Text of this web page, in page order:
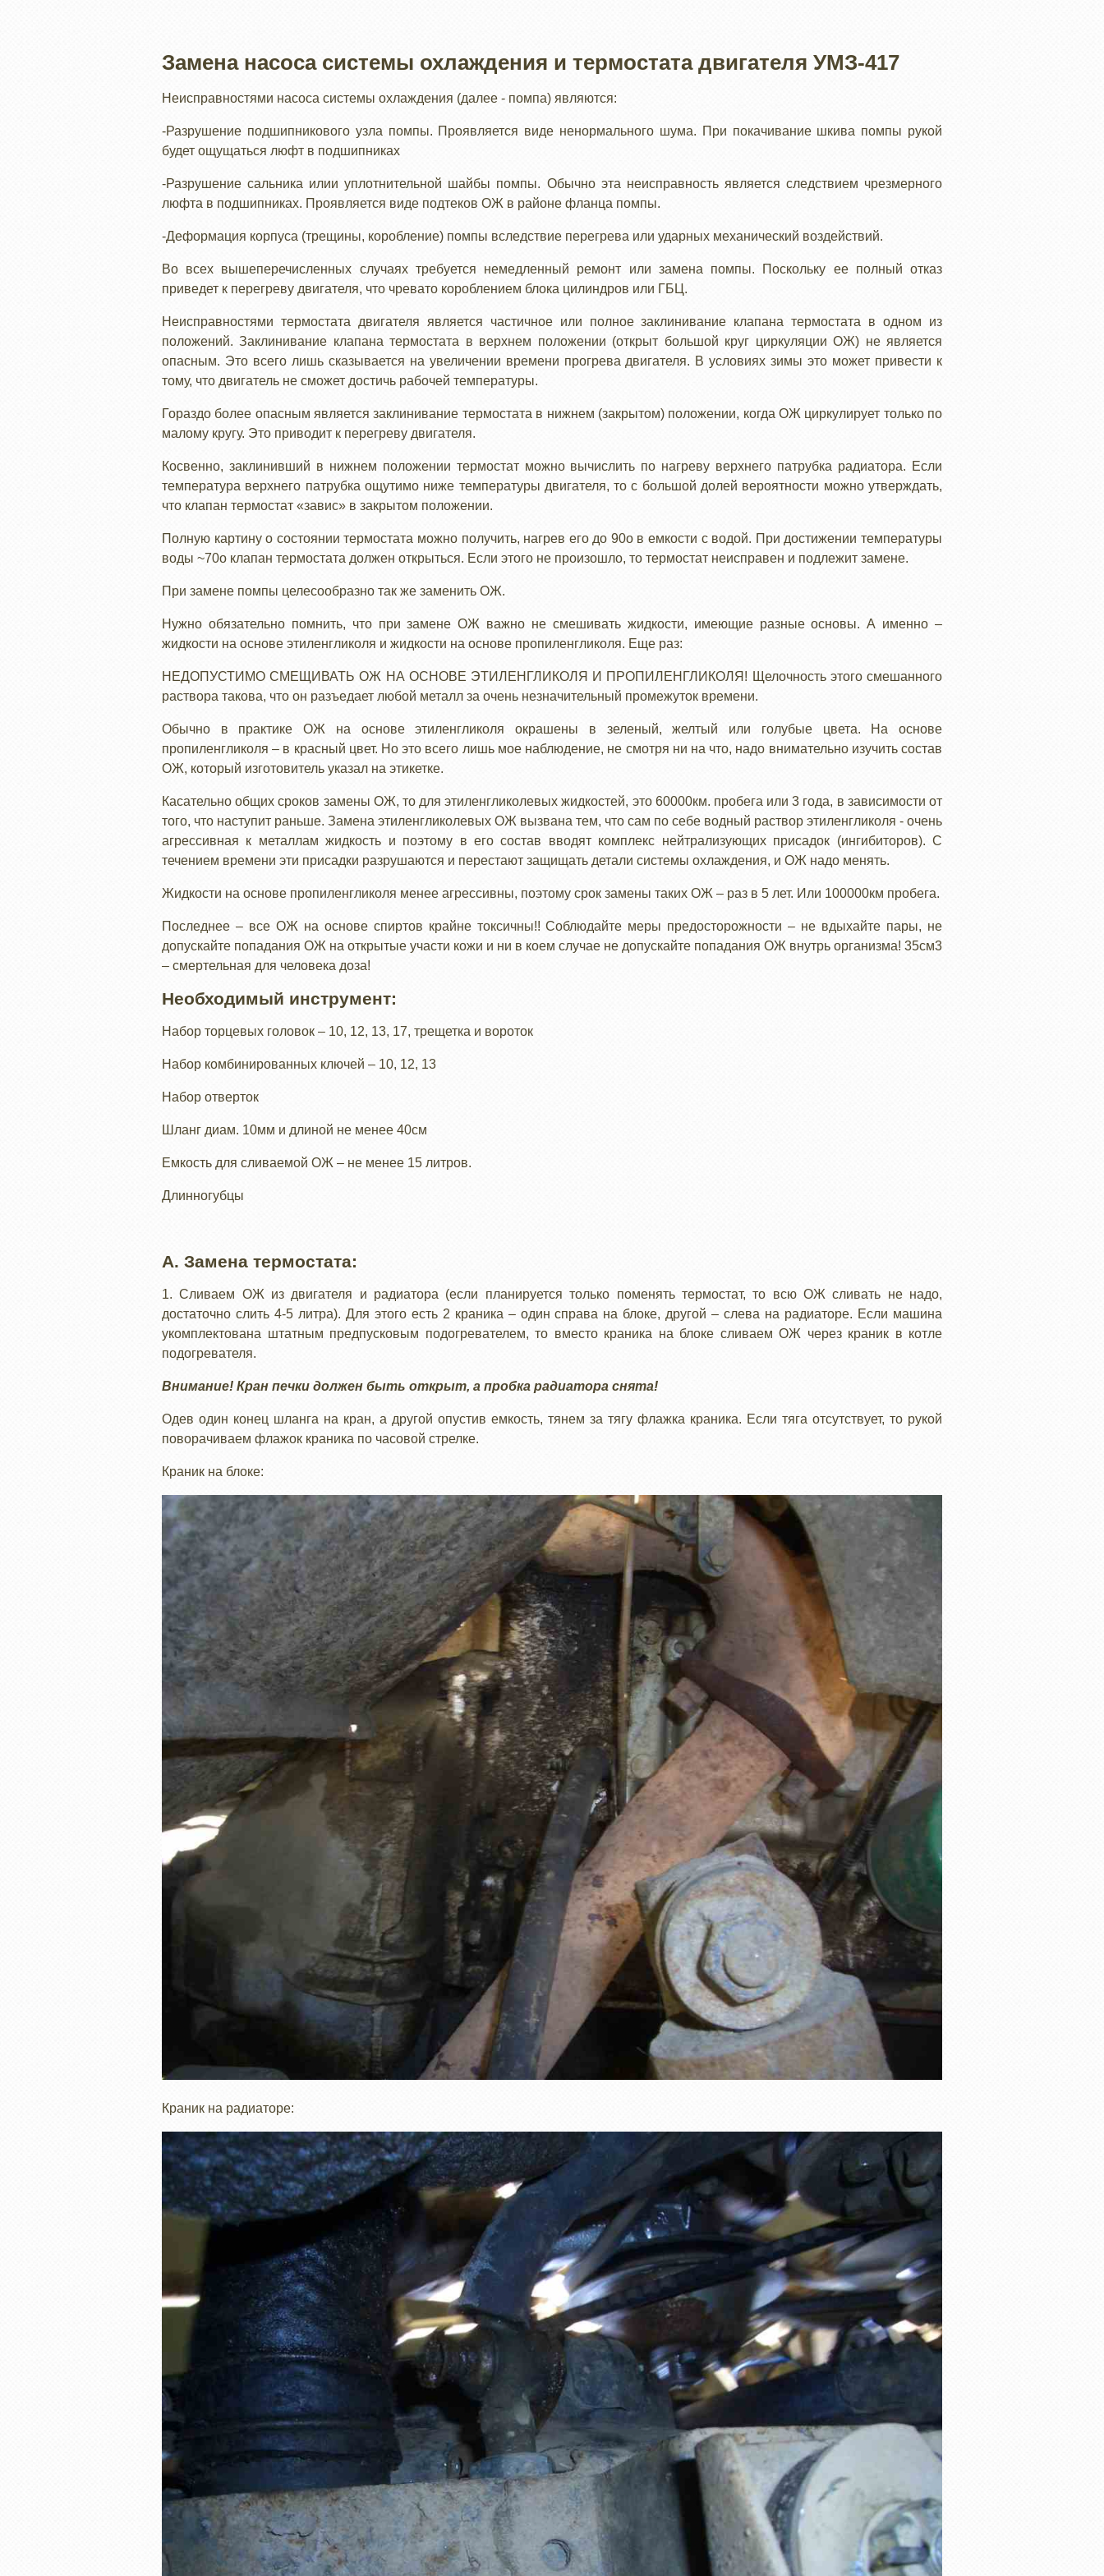
Замена насоса системы охлаждения и термостата двигателя УМЗ-417
Неисправностями насоса системы охлаждения (далее - помпа) являются:
-Разрушение подшипникового узла помпы. Проявляется виде ненормального шума. При покачивание шкива помпы рукой
будет ощущаться люфт в подшипниках
-Разрушение сальника илии уплотнительной шайбы помпы. Обычно эта неисправность является следствием чрезмерного
люфта в подшипниках. Проявляется виде подтеков ОЖ в районе фланца помпы.
-Деформация корпуса (трещины, коробление) помпы вследствие перегрева или ударных механический воздействий.
Во всех вышеперечисленных случаях требуется немедленный ремонт или замена помпы. Поскольку ее полный отказ
приведет к перегреву двигателя, что чревато короблением блока цилиндров или ГБЦ.
Неисправностями термостата двигателя является частичное или полное заклинивание клапана термостата в одном из
положений. Заклинивание клапана термостата в верхнем положении (открыт большой круг циркуляции ОЖ) не является
опасным. Это всего лишь сказывается на увеличении времени прогрева двигателя. В условиях зимы это может привести к
тому, что двигатель не сможет достичь рабочей температуры.
Гораздо более опасным является заклинивание термостата в нижнем (закрытом) положении, когда ОЖ циркулирует только по
малому кругу. Это приводит к перегреву двигателя.
Косвенно, заклинивший в нижнем положении термостат можно вычислить по нагреву верхнего патрубка радиатора. Если
температура верхнего патрубка ощутимо ниже температуры двигателя, то с большой долей вероятности можно утверждать,
что клапан термостат «завис» в закрытом положении.
Полную картину о состоянии термостата можно получить, нагрев его до 90о в емкости с водой. При достижении температуры
воды ~70о клапан термостата должен открыться. Если этого не произошло, то термостат неисправен и подлежит замене.
При замене помпы целесообразно так же заменить ОЖ.
Нужно обязательно помнить, что при замене ОЖ важно не смешивать жидкости, имеющие разные основы. А именно –
жидкости на основе этиленгликоля и жидкости на основе пропиленгликоля. Еще раз:
НЕДОПУСТИМО СМЕЩИВАТЬ ОЖ НА ОСНОВЕ ЭТИЛЕНГЛИКОЛЯ И ПРОПИЛЕНГЛИКОЛЯ! Щелочность этого смешанного
раствора такова, что он разъедает любой металл за очень незначительный промежуток времени.
Обычно в практике ОЖ на основе этиленгликоля окрашены в зеленый, желтый или голубые цвета. На основе
пропиленгликоля – в красный цвет. Но это всего лишь мое наблюдение, не смотря ни на что, надо внимательно изучить состав
ОЖ, который изготовитель указал на этикетке.
Касательно общих сроков замены ОЖ, то для этиленгликолевых жидкостей, это 60000км. пробега или 3 года, в зависимости от
того, что наступит раньше. Замена этиленгликолевых ОЖ вызвана тем, что сам по себе водный раствор этиленгликоля - очень
агрессивная к металлам жидкость и поэтому в его состав вводят комплекс нейтрализующих присадок (ингибиторов). С
течением времени эти присадки разрушаются и перестают защищать детали системы охлаждения, и ОЖ надо менять.
Жидкости на основе пропиленгликоля менее агрессивны, поэтому срок замены таких ОЖ – раз в 5 лет. Или 100000км пробега.
Последнее – все ОЖ на основе спиртов крайне токсичны!! Соблюдайте меры предосторожности – не вдыхайте пары, не
допускайте попадания ОЖ на открытые участи кожи и ни в коем случае не допускайте попадания ОЖ внутрь организма! 35см3
– смертельная для человека доза!
Необходимый инструмент:
Набор торцевых головок – 10, 12, 13, 17, трещетка и вороток
Набор комбинированных ключей – 10, 12, 13
Набор отверток
Шланг диам. 10мм и длиной не менее 40см
Емкость для сливаемой ОЖ – не менее 15 литров.
Длинногубцы
А. Замена термостата:
1. Сливаем ОЖ из двигателя и радиатора (если планируется только поменять термостат, то всю ОЖ сливать не надо,
достаточно слить 4-5 литра). Для этого есть 2 краника – один справа на блоке, другой – слева на радиаторе. Если машина
укомплектована штатным предпусковым подогревателем, то вместо краника на блоке сливаем ОЖ через краник в котле
подогревателя.
Внимание! Кран печки должен быть открыт, а пробка радиатора снята!
Одев один конец шланга на кран, а другой опустив емкость, тянем за тягу флажка краника. Если тяга отсутствует, то рукой
поворачиваем флажок краника по часовой стрелке.
Краник на блоке:
Краник на радиаторе: